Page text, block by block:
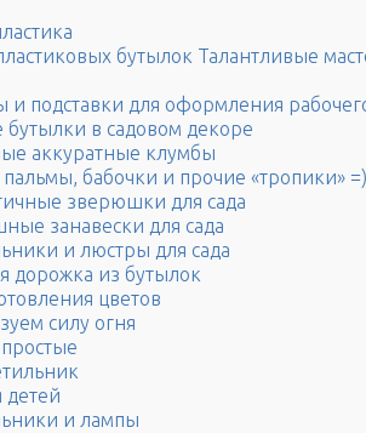
бутылок Талантливые
и подставки для оформления
бутылки в садовом декоре
аккуратные клумбы
бабочки и прочие «тропики»
зверюшки для сада
занавески для сада
и люстры для сада
дорожка из бутылок
цветов
силу огня
и лампы